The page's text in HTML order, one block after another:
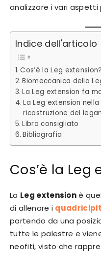
analizzare i vari aspetti
Indice dell'articolo
Cos’è la Leg extension?
Biomeccanica della
La Leg extension fa
La Leg extension
ricostruzione del
Libro consigliato
Bibliografia
Cos’è la Leg
La Leg extensionè
di allenare i
partendo da una
tutte le palestre e
neofiti, visto che